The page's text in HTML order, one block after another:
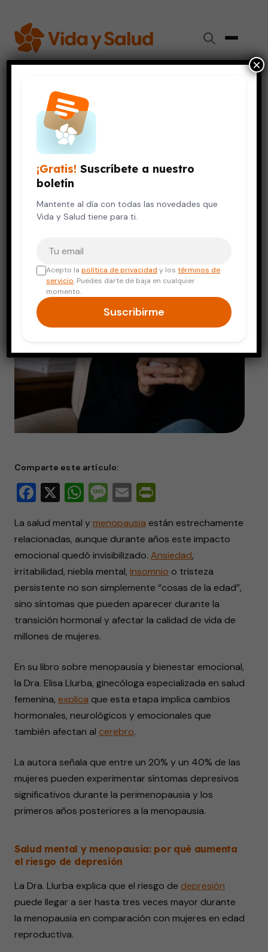
Salud de la Mujer
Salud mental y menopausia: cambios en el cerebro
SALUD DE LA MUJER
Salud mental y menopausia:
cambios en el cerebro
15 de mayo, 2026 4 min de lectura
Comparte este artículo:
Facebook
X WhatsApp
Message
Email
La salud mental ymenopausia están estrechamente
relacionadas, aunque durante años este impacto
emocional quedó invisibilizado. Ansiedad,
irritabilidad, niebla mental, insomnio o tristeza
persistente no son simplemente “cosas de la edad”,
sino síntomas que pueden aparecer durante la
transición hormonal y afectar la calidad de vida de
millones de mujeres.
En su libro sobre menopausia y bienestar emocional,
la Dra. Elisa Llurba, ginecóloga especializada en salud
femenina, explica que esta etapa implica cambios
hormonales, neurológicos y emocionales que
también afectan al cerebro.
La autora señala que entre un 20% y un 40% de las
mujeres pueden experimentar síntomas depresivos
significativos durante la perimenopausia y los
primeros años posteriores a la menopausia.
Salud mental y menopausia: por qué aumenta
el riesgo de depresión
La Dra. Llurba explica que el riesgo de depresión
puede llegar a ser hasta tres veces mayor durante
la menopausia en comparación con mujeres en edad
reproductiva.
¡Gratis! Suscríbete a nuestro
boletín
Mantente al día con todas las novedades que
Vida y Salud tiene para ti.
Acepto lapolítica de privacidad y lostérminos de
servicio. Puedes darte de baja en cualquier
momento.
Suscribirme
×